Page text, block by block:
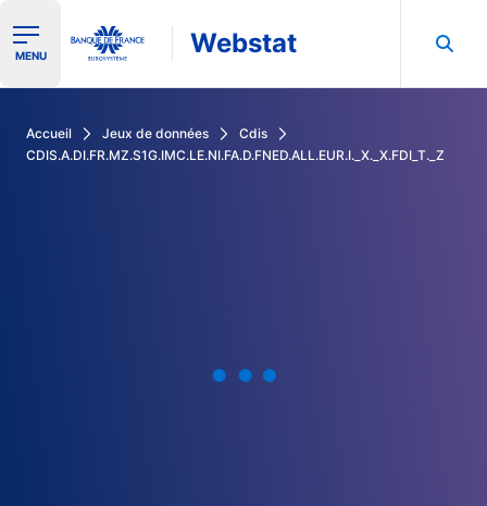
Ouvrir le menu de navigation
MENU Webstat
Accueil Jeux de données
Cdis
CDIS.A.DI.FR.MZ.S1G.IMC.LE.NI.FA.D.FNED.ALL.EUR.I._X._X.FDI_T._Z